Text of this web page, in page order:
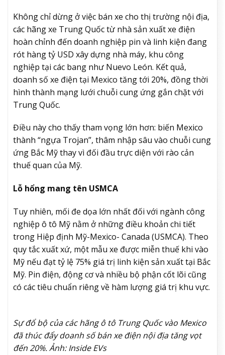
Không chỉ dừng ở việc bán xe cho thị trường nội địa,
các hãng xe Trung Quốc từ nhà sản xuất xe điện
hoàn chỉnh đến doanh nghiệp pin và linh kiện đang
rót hàng tỷ USD xây dựng nhà máy, khu công
nghiệp tại các bang như Nuevo León. Kết quả,
doanh số xe điện tại Mexico tăng tới 20%, đồng thời
hình thành mạng lưới chuỗi cung ứng gắn chặt với
Trung Quốc.
Điều này cho thấy tham vọng lớn hơn: biến Mexico
thành “ngựa Trojan”, thâm nhập sâu vào chuỗi cung
ứng Bắc Mỹ thay vì đối đầu trực diện với rào cản
thuế quan của Mỹ.
Lỗ hổng mang tên USMCA
Tuy nhiên, mối đe dọa lớn nhất đối với ngành công
nghiệp ô tô Mỹ nằm ở những điều khoản chi tiết
trong Hiệp định Mỹ-Mexico- Canada (USMCA). Theo
quy tắc xuất xứ, một mẫu xe được miễn thuế khi vào
Mỹ nếu đạt tỷ lệ 75% giá trị linh kiện sản xuất tại Bắc
Mỹ. Pin điện, động cơ và nhiều bộ phận cốt lõi cũng
có các tiêu chuẩn riêng về hàm lượng giá trị khu vực.
Sự đổ bộ của các hãng ô tô Trung Quốc vào Mexico
đã thúc đẩy doanh số bán xe điện nội địa tăng vọt
đến 20%. Ảnh: Inside EVs